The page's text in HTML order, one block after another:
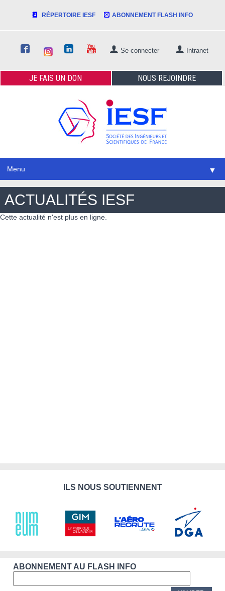
RÉPERTOIRE IESF ABONNEMENT FLASH INFO
Se connecter Intranet
JE FAISUN DON NOUS REJOINDRE
Menu ▼
ACTUALITÉS IESF
Cette actualité n'est plus en ligne.
ILS NOUS SOUTIENNENT
ABONNEMENT AU FLASH INFO